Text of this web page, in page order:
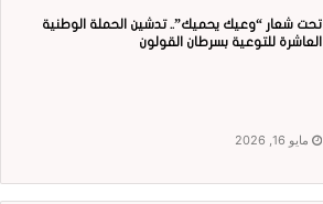
تحت شعار “وعيك يحميك”.. تدشين الحملة الوطنية
العاشرة للتوعية بسرطان القولون
مايو 16, 2026